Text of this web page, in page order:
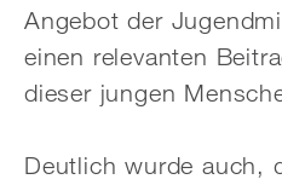
Angebot der
einen relevanten
dieser jungen
Deutlich wurde auch,